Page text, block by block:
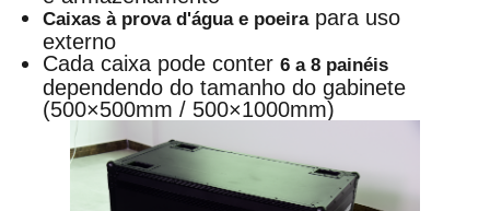
Caixas à prova d'água e poeirapara uso
externo
Cada caixa pode conter6 a 8 painéis
dependendo do tamanho do gabinete
(500×500mm / 500×1000mm)